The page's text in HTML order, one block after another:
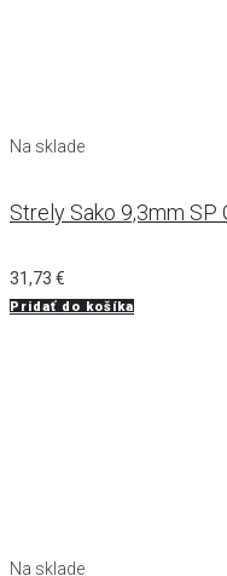
Na sklade
Strely Sako 9,3mm SP
31,73 €
Pridať do košíka
Na sklade